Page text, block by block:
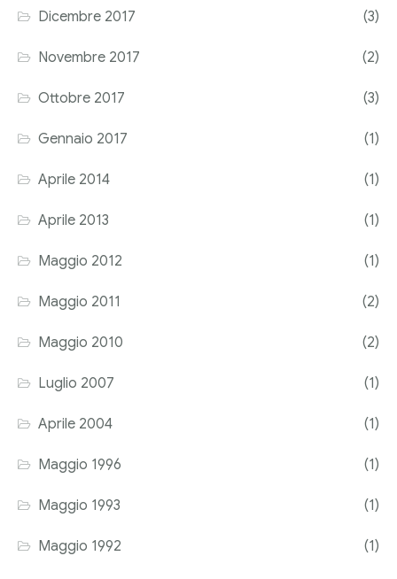
Dicembre 2017 (3)
Novembre 2017 (2)
Ottobre 2017 (3)
Gennaio 2017 (1)
Aprile 2014 (1)
Aprile 2013 (1)
Maggio 2012 (1)
Maggio 2011 (2)
Maggio 2010 (2)
Luglio 2007 (1)
Aprile 2004 (1)
Maggio 1996 (1)
Maggio 1993 (1)
Maggio 1992 (1)